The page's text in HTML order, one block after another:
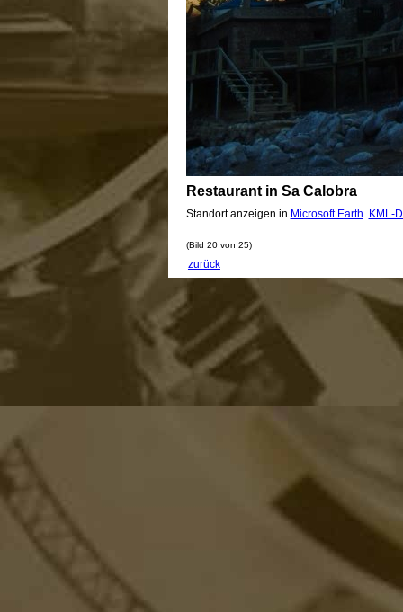
Restaurant in Sa Calobra
Standort anzeigen in Microsoft Earth KML-
(Bild 20 von 25)
zurück